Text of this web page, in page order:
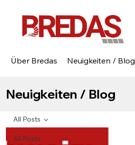
Über Bredas Neuigkeiten / Blog
Neuigkeiten / Blog
All Posts
All Posts